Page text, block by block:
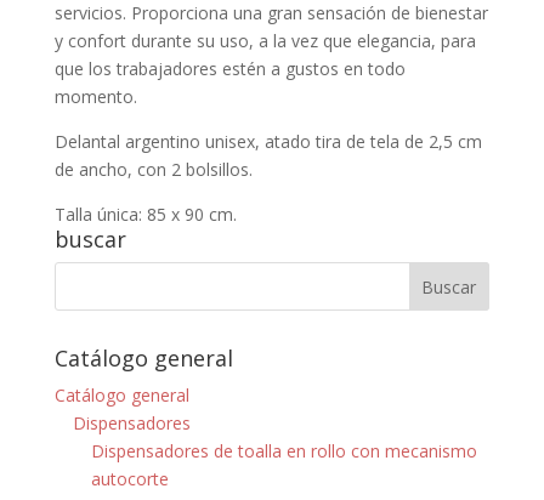
servicios. Proporciona una gran sensación de bienestar
y confort durante su uso, a la vez que elegancia, para
que los trabajadores estén a gustos en todo
momento.
Delantal argentino unisex, atado tira de tela de 2,5 cm
de ancho, con 2 bolsillos.
Talla única: 85 x 90 cm.
buscar
Catálogo general
Catálogo general
Dispensadores
Dispensadores de toalla en rollo con mecanismo
autocorte